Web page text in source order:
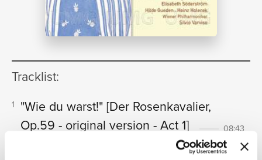
Tracklist:
1 "Wie du warst!"[Der Rosenkavalier,
Op.59 - original version - Act 1]
08:43
Régine Crespin, Elisabeth Söderström, Wiener
RICERCA
CHI